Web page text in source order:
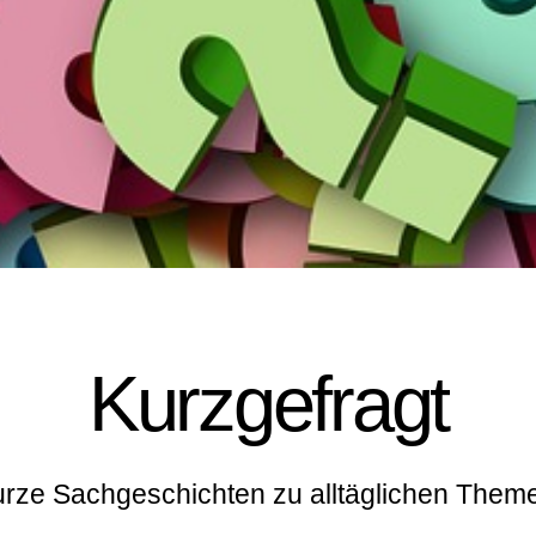
Kurzgefragt
Sachgeschichten zu alltäglichen